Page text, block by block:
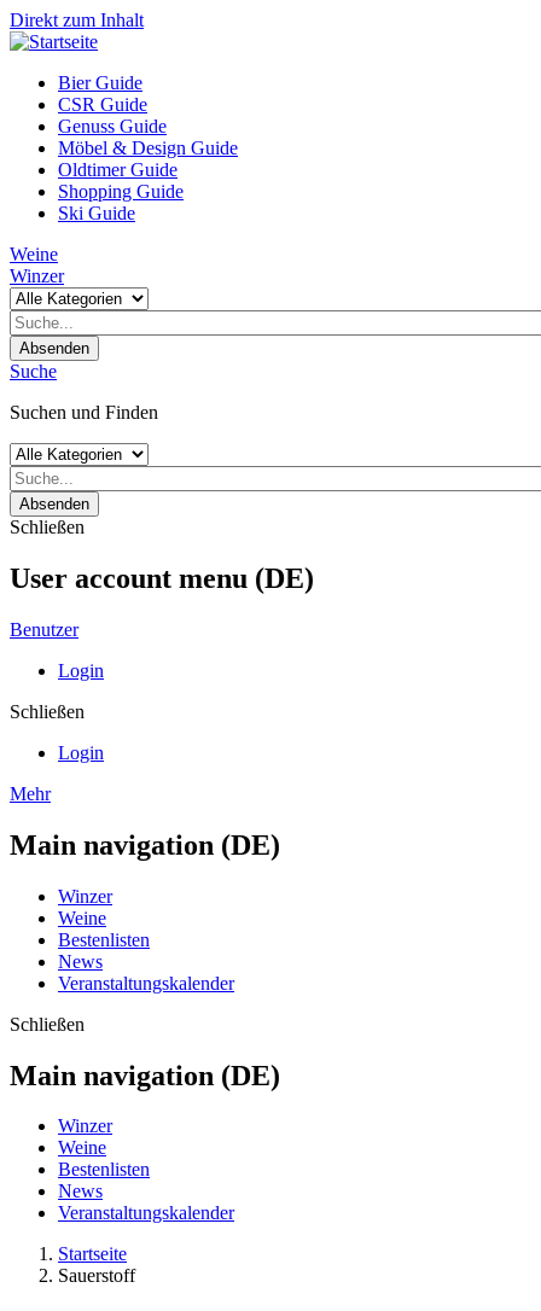
Direkt zum Inhalt
Bier Guide
CSR Guide
Genuss Guide
Möbel & Design Guide
Oldtimer Guide
Shopping Guide
Ski Guide
Weine
Winzer
Absenden
Suche
Suchen und Finden
Absenden
Schließen
User account menu (DE)
Benutzer
Login
Schließen
Login
Mehr
Main navigation (DE)
Winzer
Weine
Bestenlisten
News
Veranstaltungskalender
Schließen
Main navigation (DE)
Winzer
Weine
Bestenlisten
News
Veranstaltungskalender
Startseite
Sauerstoff